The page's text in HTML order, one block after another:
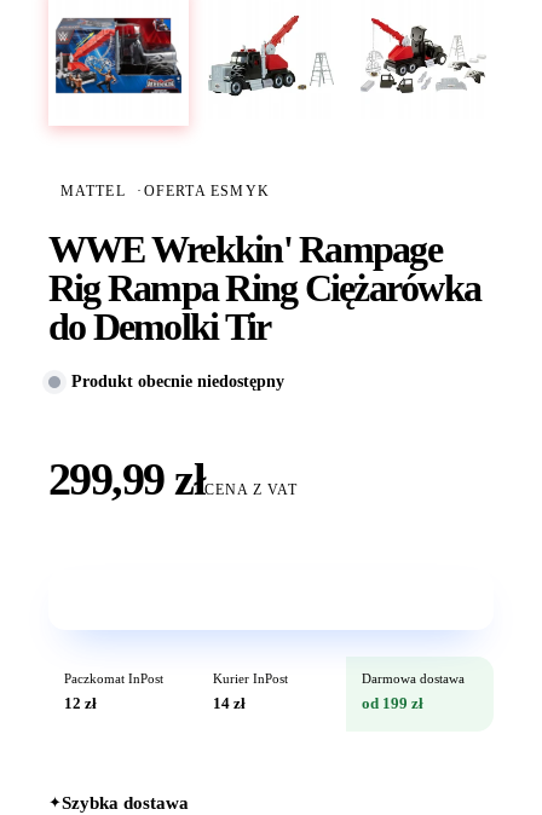
MATTEL · OFERTA ESMYK
WWE Wrekkin' Rampage
Rig Rampa Ring Ciężarówka
do Demolki Tir
Produkt obecnie niedostępny
299,99 złCENA Z VAT
Paczkomat InPost
12 zł
Kurier InPost
14 zł
Darmowa dostawa
od 199 zł
✦Szybka dostawa